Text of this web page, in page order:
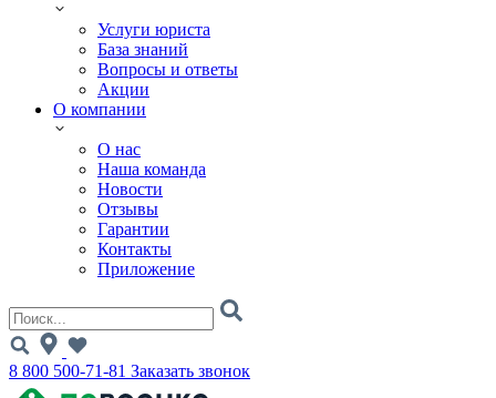
Услуги юриста
База знаний
Вопросы и ответы
Акции
О компании
О нас
Наша команда
Новости
Отзывы
Гарантии
Контакты
Приложение
8 800 500-71-81 Заказать звонок